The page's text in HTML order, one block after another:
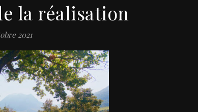
la réalisation
2021